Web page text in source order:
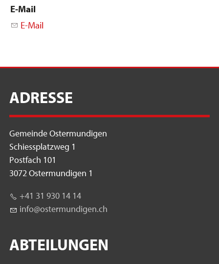
E-Mail
E-Mail
ADRESSE
Gemeinde Ostermundigen
Schiessplatzweg 1
Postfach 101
3072 Ostermundigen 1
+41 31 930 14 14
nf
st rm nd g n ch
ABTEILUNGEN